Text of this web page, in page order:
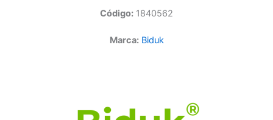
Código: 1840562
Marca: Biduk